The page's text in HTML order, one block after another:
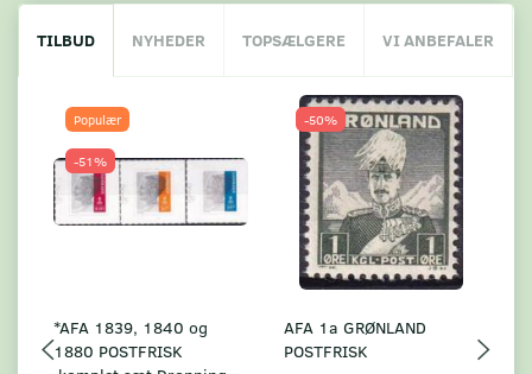
TILBUD NYHEDER TOPSÆLGERE VI ANBEFALER
Populær
-51%
*AFA 1839, 1840 og
1880 POSTFRISK
-50%
AFA 1a GRØNLAND
POSTFRISK